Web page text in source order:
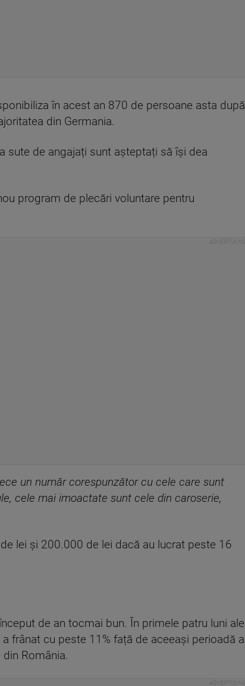
în acest an 870 de persoane asta după
din Germania.
sute de angajați sunt așteptați să își dea
program de plecări voluntare pentru
un număr corespunzător cu cele care sunt
cele mai imoactate sunt cele din caroserie,
lei și 200.000 de lei dacă au lucrat peste 16
de an tocmai bun. În primele patru luni ale
frânat cu peste 11% față de aceeași perioadă a
România.